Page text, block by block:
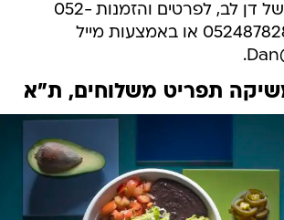
בסטודיו של דן לב, לפרטים והזמנות 052-
5568516 או 0524878284 או באמצעות מייל
תפריט משלוחים, ת"א